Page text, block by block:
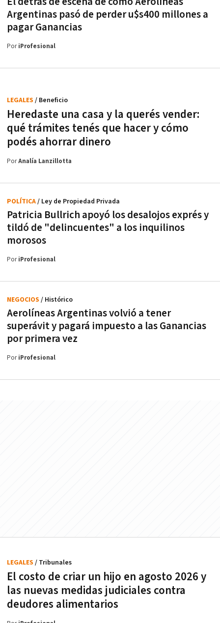
Argentinas pasó de perder u$s400 millones a
pagar Ganancias
PoriProfesional
Heredaste una casa y la querés vender:
qué trámites tenés que hacer y cómo
podés ahorrar dinero
LEGALES / Beneficio
PorAnalía Lanzillotta
Patricia Bullrich apoyó los desalojos exprés y
tildó de "delincuentes" a los inquilinos
morosos
POLÍTICA/ Ley de Propiedad Privada
PoriProfesional
Aerolíneas Argentinas volvió a tener
superávit y pagará impuesto a las Ganancias
por primera vez
NEGOCIOS / Histórico
PoriProfesional
El costo de criar un hijo en agosto 2026 y
las nuevas medidas judiciales contra
deudores alimentarios
LEGALES / Tribunales